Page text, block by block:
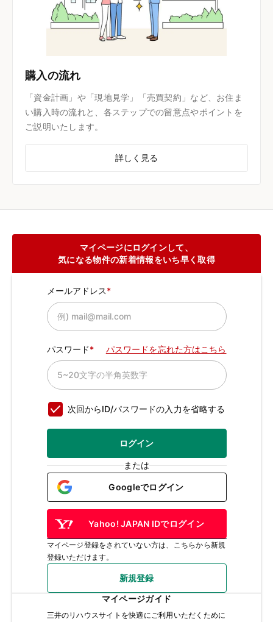
購入の流れ
「資金計画」や「現地見学」「売買契約」など、お住ま
い購入時の流れと、各ステップでの留意点やポイントを
ご説明いたします。
詳しく見る
マイページにログインして、
気になる物件の新着情報をいち早く取得
メールアドレス
パスワード パスワードを忘れた方はこちら
次回からID/パスワードの入力を省略する
ログイン
または
Googleでログイン
Yahoo! JAPAN IDでログイン
マイページ登録をされていない方は、こちらから新規
登録いただけます。
新規登録
マイページガイド
三井のリハウスサイトを快適にご利用いただくために